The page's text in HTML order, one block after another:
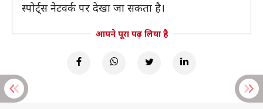
स्पोर्ट्स नेटवर्क पर देखा जा सकता है।
आपने पूरा पढ़ लिया है